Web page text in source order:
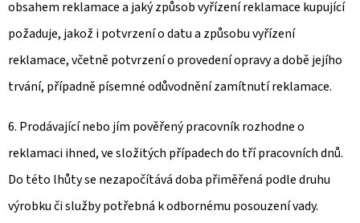
obsahem reklamace a jaký způsob vyřízení reklamace kupující
požaduje, jakož i potvrzení o datu a způsobu vyřízení
reklamace, včetně potvrzení o provedení opravy a době jejího
trvání, případně písemné odůvodnění zamítnutí reklamace.
6. Prodávající nebo jím pověřený pracovník rozhodne o
reklamaci ihned, ve složitých případech do tří pracovních dnů.
Do této lhůty se nezapočítává doba přiměřená podle druhu
výrobku či služby potřebná k odbornému posouzení vady.